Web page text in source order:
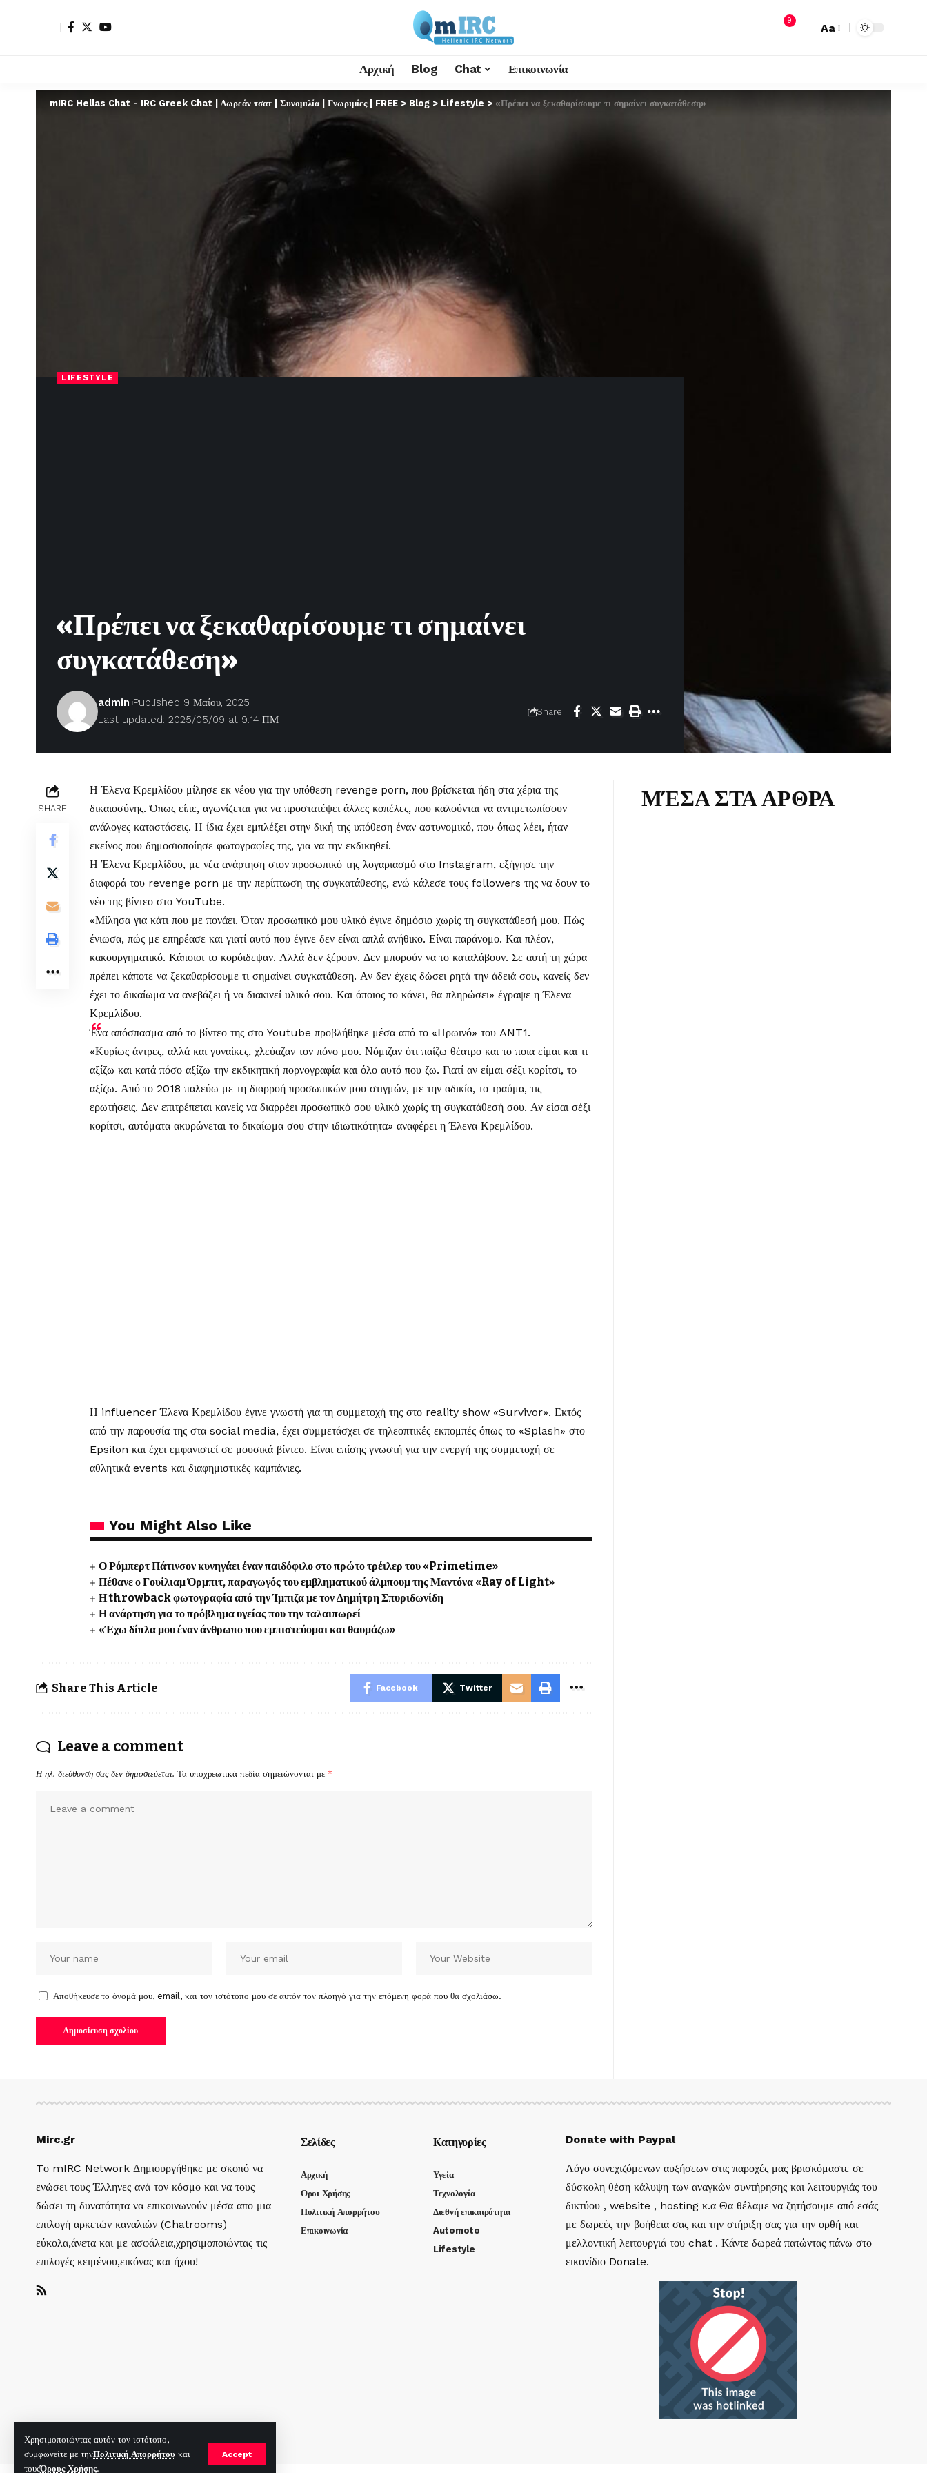
Χρησιμοποιώντας αυτόν τον ιστότοπο,
συμφωνείτε με τηνΠολιτική Απορρήτου και
τουςΌρους Χρήσης.
Accept
9
Aa
Αρχική Blog Chat Επικοινωνία
mIRC Hellas Chat - IRC Greek Chat | Δωρεάν τσατ | Συνομιλία | Γνωριμίες | FREE > Blog > Lifestyle > «Πρέπει να ξεκαθαρίσουμε τι σημαίνει συγκατάθεση»
LIFESTYLE
«Πρέπει να ξεκαθαρίσουμε τι σημαίνει
συγκατάθεση»
Last updated: 2025/05/09 at 9:14 ΠΜ
admin Published 9 Μαΐου, 2025
Share
SHARE
ΗΈλενα Κρεμλίδου μίλησε εκ νέου για την υπόθεση revenge porn, που βρίσκεται ήδη στα χέρια της
δικαιοσύνης. Όπως είπε, αγωνίζεται για να προστατέψει άλλες κοπέλες, που καλούνται να αντιμετωπίσουν
ανάλογες καταστάσεις. Η ίδια έχει εμπλέξει στην δική της υπόθεση έναν αστυνομικό, που όπως λέει, ήταν
εκείνος που δημοσιοποίησε φωτογραφίες της, για να την εκδικηθεί.
Η Έλενα Κρεμλίδου, με νέα ανάρτηση στον προσωπικό της λογαριασμό στο Instagram, εξήγησε την
διαφορά του revenge porn με την περίπτωση της συγκατάθεσης, ενώ κάλεσε τους followers της να δουν το
νέο της βίντεο στο YouTube.
«Μίλησα για κάτι που με πονάει. Όταν προσωπικό μου υλικό έγινε δημόσιο χωρίς τη συγκατάθεσή μου. Πώς
ένιωσα, πώς με επηρέασε και γιατί αυτό που έγινε δεν είναι απλά ανήθικο. Είναι παράνομο. Και πλέον,
κακουργηματικό. Κάποιοι το κορόιδεψαν. Αλλά δεν ξέρουν. Δεν μπορούν να το καταλάβουν. Σε αυτή τη χώρα
πρέπει κάποτε να ξεκαθαρίσουμε τι σημαίνει συγκατάθεση. Αν δεν έχεις δώσει ρητά την άδειά σου, κανείς δεν
έχει το δικαίωμα να ανεβάζει ή να διακινεί υλικό σου. Και όποιος το κάνει, θα πληρώσει» έγραψε η Έλενα
Κρεμλίδου.
Ένα απόσπασμα από το βίντεο της στο Youtube προβλήθηκε μέσα από το «Πρωινό» του ANT1.
«Κυρίως άντρες, αλλά και γυναίκες, χλεύαζαν τον πόνο μου. Νόμιζαν ότι παίζω θέατρο και το ποια είμαι και τι
αξίζω και κατά πόσο αξίζω την εκδικητική πορνογραφία και όλο αυτό που ζω. Γιατί αν είμαι σέξι κορίτσι, το
αξίζω. Από το 2018 παλεύω με τη διαρροή προσωπικών μου στιγμών, με την αδικία, το τραύμα, τις
ερωτήσεις. Δεν επιτρέπεται κανείς να διαρρέει προσωπικό σου υλικό χωρίς τη συγκατάθεσή σου. Αν είσαι σέξι
κορίτσι, αυτόματα ακυρώνεται το δικαίωμα σου στην ιδιωτικότητα» αναφέρει η Έλενα Κρεμλίδου.
Η influencer Έλενα Κρεμλίδου έγινε γνωστή για τη συμμετοχή της στο reality show «Survivor». Εκτός
από την παρουσία της στα social media, έχει συμμετάσχει σε τηλεοπτικές εκπομπές όπως το «Splash» στο
Epsilon και έχει εμφανιστεί σε μουσικά βίντεο. Είναι επίσης γνωστή για την ενεργή της συμμετοχή σε
αθλητικά events και διαφημιστικές καμπάνιες.
You Might Also Like
Ο Ρόμπερτ Πάτινσον κυνηγάει έναν παιδόφιλο στο πρώτο τρέιλερ του «Primetime»
Πέθανε ο Γουίλιαμ Όρμπιτ, παραγωγός του εμβληματικού άλμπουμ της Μαντόνα «Ray of Light»
Η throwback φωτογραφία από την Ίμπιζα με τον Δημήτρη Σπυριδωνίδη
Η ανάρτηση για το πρόβλημα υγείας που την ταλαιπωρεί
«Έχω δίπλα μου έναν άνθρωπο που εμπιστεύομαι και θαυμάζω»
Share This Article Facebook Twitter
Leave a comment
Η ηλ. διεύθυνση σας δεν δημοσιεύεται. Τα υποχρεωτικά πεδία σημειώνονται με *
Αποθήκευσε το όνομά μου, email, και τον ιστότοπο μου σε αυτόν τον πλοηγό για την επόμενη φορά που θα σχολιάσω.
ΜΈΣΑ ΣΤΑ ΑΡΘΡΑ
Mirc.gr
Tο mIRC Network Δημιουργήθηκε με σκοπό να
ενώσει τους Έλληνες ανά τον κόσμο και να τους
δώσει τη δυνατότητα να επικοινωνούν μέσα απο μια
επιλογή αρκετών καναλιών (Chatrooms)
εύκολα,άνετα και με ασφάλεια,χρησιμοποιώντας τις
επιλογές κειμένου,εικόνας και ήχου!
Σελίδες
Αρχική
Οροι Χρήσης
Πολιτική Απορρήτου
Επικοινωνία
Κατηγορίες
Υγεία
Τεχνολογία
Διεθνή επικαιρότητα
Automoto
Lifestyle
Donate with Paypal
Λόγο συνεχιζόμενων αυξήσεων στις παροχές μας βρισκόμαστε σε
δύσκολη θέση κάλυψη των αναγκών συντήρησης και λειτουργιάς του
δικτύου , website , hosting κ.α Θα θέλαμε να ζητήσουμε από εσάς
με δωρεές την βοήθεια σας και την στήριξη σας για την ορθή και
μελλοντική λειτουργιά του chat . Κάντε δωρεά πατώντας πάνω στο
εικονίδιο Donate.